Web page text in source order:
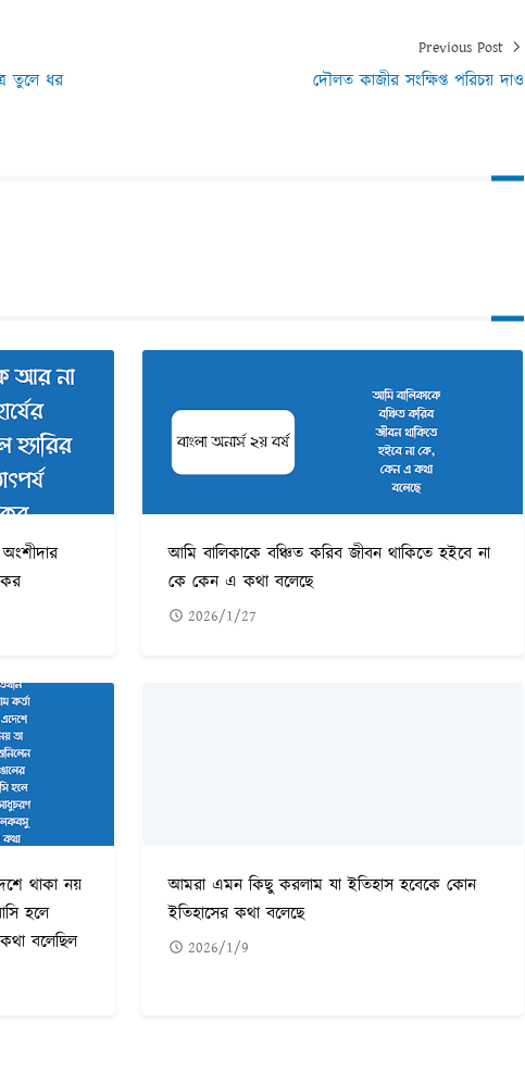
তুলে ধর
Previous Post
দৌলত কাজীর সংক্ষিপ্ত পরিচয় দাও
কর
আমি বালিকাকে বঞ্চিত করিব জীবন থাকিতে হইবে না
কে কেন এ কথা বলেছে
2026/1/27
থাকা নয়
হলে
বলেছিল
আমরা এমন কিছু করলাম যা ইতিহাস হবেকে কোন
ইতিহাসের কথা বলেছে
2026/1/9